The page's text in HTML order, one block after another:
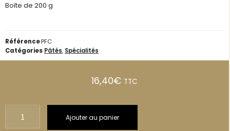
Boïte de 200 g
RéférencePFC
Catégories Pâtés, Spécialités
16,40€ TTC
Ajouter au panier